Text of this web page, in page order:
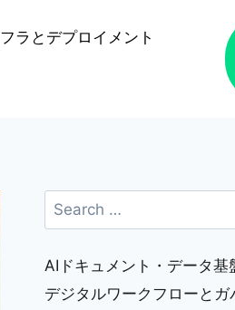
ラとデプロイメント
Search
for:
AIドキュメント・データ基
デジタルワークフローとガ